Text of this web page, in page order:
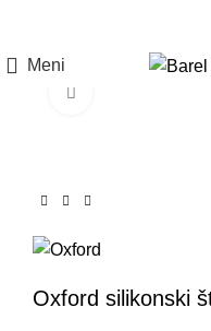
Meni
Oxford silikonski